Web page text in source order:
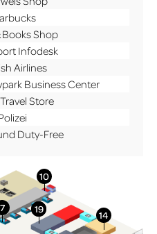
Books Shop
Infodesk
Airlines
Business Center
Store
Duty-Free